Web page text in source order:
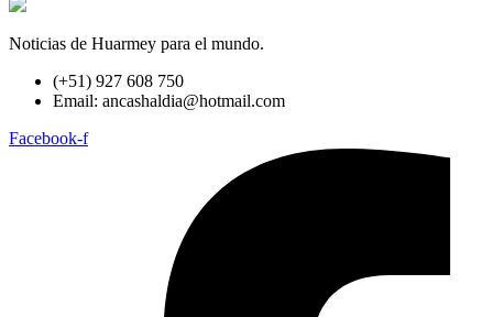
Noticias de Huarmey para el mundo.
(+51) 927 608 750
Email: ancashaldia@hotmail.com
Facebook-f